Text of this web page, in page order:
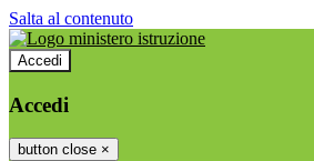
Salta al contenuto
Accedi
Accedi
button close ×